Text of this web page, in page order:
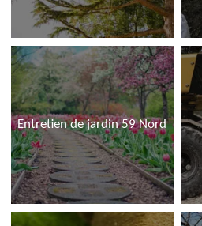
Entretien de jardin 59 Nord